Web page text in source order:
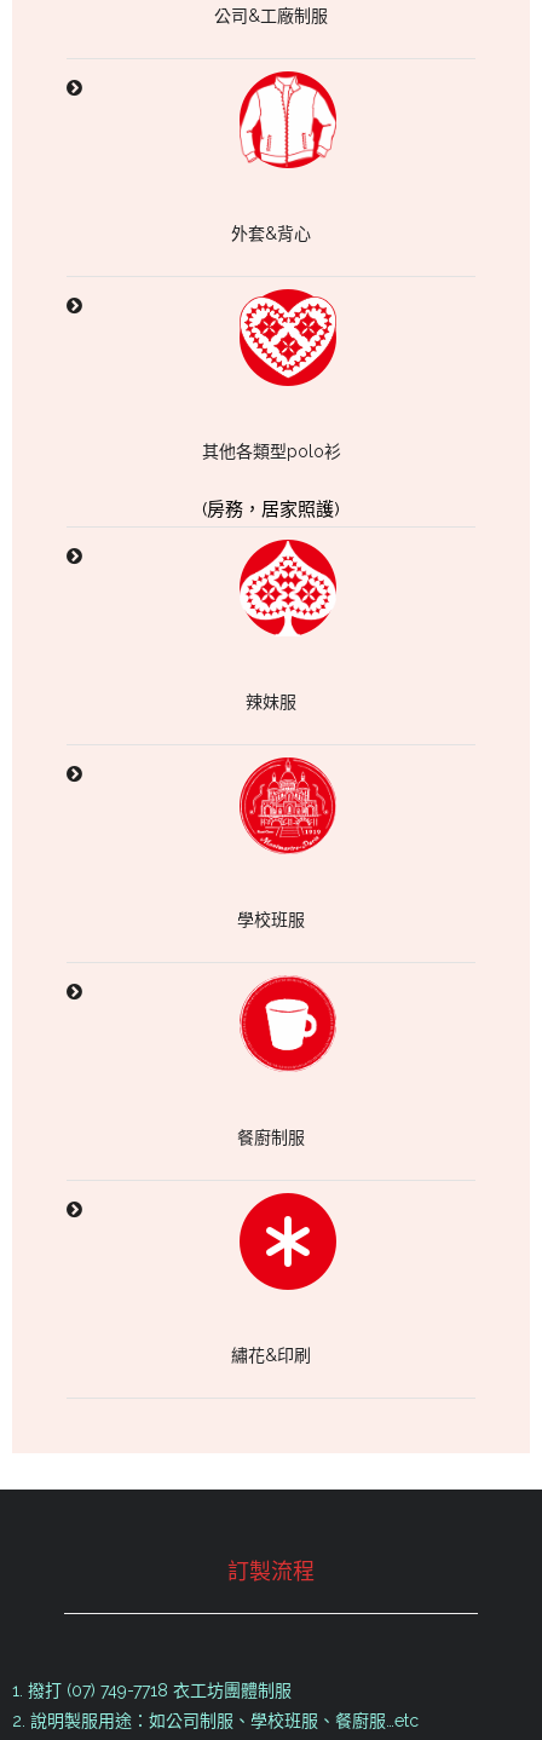
公司&工廠制服
外套&背心
其他各類型polo衫
(房務，居家照護)
辣妹服
學校班服
餐廚制服
繡花&印刷
訂製流程
1. 撥打 (07) 749-7718 衣工坊團體制服
2. 說明製服用途：如公司制服、學校班服、餐廚服…etc